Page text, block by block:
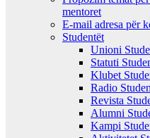
mentoret
E-mail adresa për
Studentët
Unioni
Statuti
Klubet
Radio
Revista
Alumni
Kampi